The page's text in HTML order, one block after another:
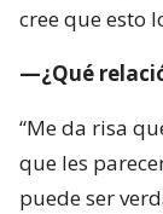
cree que esto
—¿Qué
“Me da risa
que les
puede ser